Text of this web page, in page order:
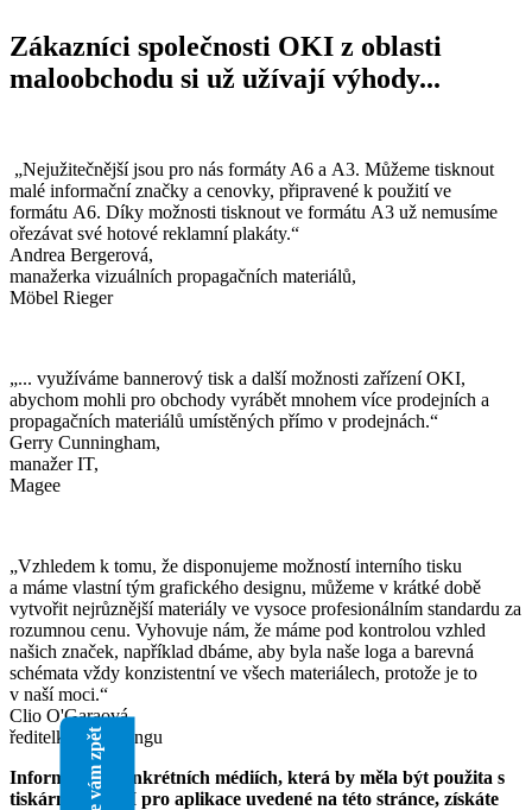
Zákazníci společnosti OKI z oblasti
maloobchodu si už užívají výhody...
„Nejužitečnější jsou pro nás formáty A6 a A3. Můžeme tisknout
malé informační značky a cenovky, připravené k použití ve
formátu A6. Díky možnosti tisknout ve formátu A3 už nemusíme
ořezávat své hotové reklamní plakáty.“
Andrea Bergerová,
manažerka vizuálních propagačních materiálů,
Möbel Rieger
„... využíváme bannerový tisk a další možnosti zařízení OKI,
abychom mohli pro obchody vyrábět mnohem více prodejních a
propagačních materiálů umístěných přímo v prodejnách.“
Gerry Cunningham,
manažer IT,
Magee
„Vzhledem k tomu, že disponujeme možností interního tisku
a máme vlastní tým grafického designu, můžeme v krátké době
vytvořit nejrůznější materiály ve vysoce profesionálním standardu za
rozumnou cenu. Vyhovuje nám, že máme pod kontrolou vzhled
našich značek, například dbáme, aby byla naše loga a barevná
schémata vždy konzistentní ve všech materiálech, protože je to
v naší moci.“
Clio O'Garaová,
ředitelka marketingu
Informace o konkrétních médiích, která by měla být použita s
tiskárnami OKI pro aplikace uvedené na této stránce, získáte